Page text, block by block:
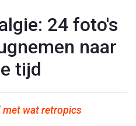
24 foto's
naar
tijd
met wat retropics